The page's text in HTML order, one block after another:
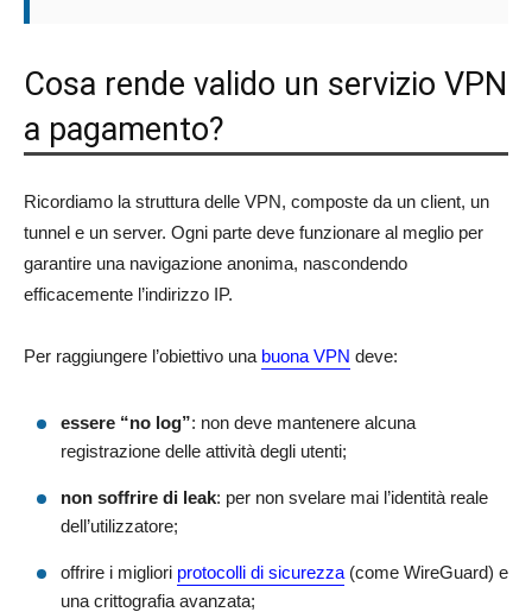
Cosa rende valido un servizio VPN
a pagamento?
Ricordiamo la struttura delle VPN, composte da un client, un
tunnel e un server. Ogni parte deve funzionare al meglio per
garantire una navigazione anonima, nascondendo
efficacemente l’indirizzo IP.
Per raggiungere l’obiettivo una buona VPN deve:
essere “no log”: non deve mantenere alcuna
registrazione delle attività degli utenti;
non soffrire di leak: per non svelare mai l’identità reale
dell’utilizzatore;
offrire i migliori protocolli di sicurezza (come WireGuard) e
una crittografia avanzata;